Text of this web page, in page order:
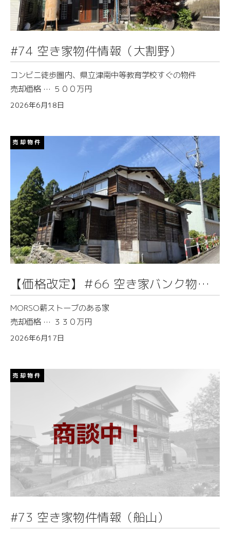
#74 空き家物件情報（大割野）
コンビニ徒歩圏内、県立津南中等教育学校すぐの物件
売却価格 … ５００万円
2026年6月18日
売却物件
【価格改定】＃66 空き家バンク物件
情報（鹿渡）
MORSO薪ストーブのある家
売却価格 … ３３０万円
2026年6月17日
商談中！
売却物件
#73 空き家物件情報（船山）